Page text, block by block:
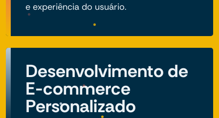
e experiência do usuário.
Desenvolvimento de
E-commerce
Personalizado